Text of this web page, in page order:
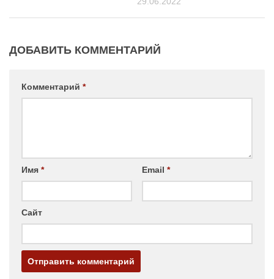
ДОБАВИТЬ КОММЕНТАРИЙ
Комментарий *
Имя * Email *
Сайт